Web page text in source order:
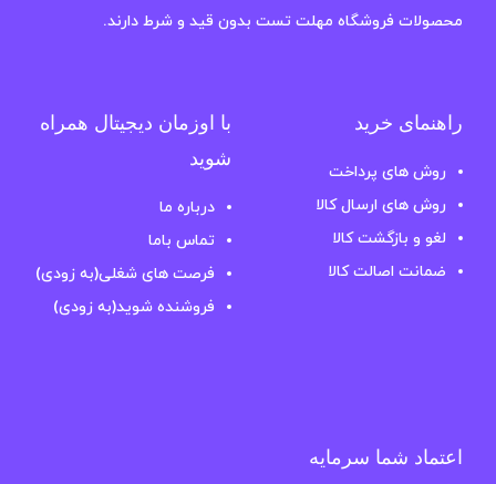
محصولات فروشگاه مهلت تست بدون قید و شرط دارند.
راهنمای خرید
روش های پرداخت
روش های ارسال کالا
لغو و بازگشت کالا
ضمانت اصالت کالا
با اوزمان دیجیتال همراه
شوید
درباره ما
تماس باما
فرصت های شغلی(به زودی)
فروشنده شوید(به زودی)
اعتماد شما سرمایه